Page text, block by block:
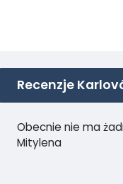
Recenzje
Obecnie nie ma
Mitylena